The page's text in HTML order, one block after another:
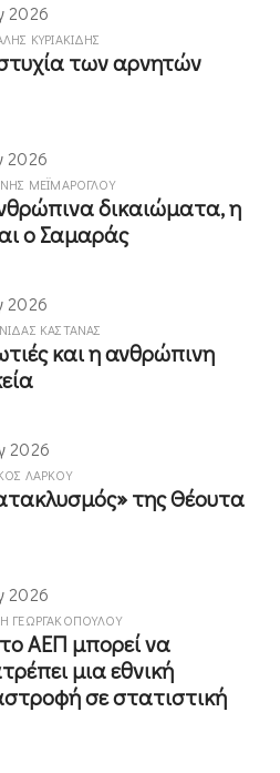
2026
ΚΥΡΙΑΚΊΔΗΣ
των αρνητών
2026
ΜΕΪΜΆΡΟΓΛΟΥ
δικαιώματα, η
ο Σαμαράς
2026
ΚΑΣΤΑΝΆΣ
και η ανθρώπινη
2026
ΛΆΡΚΟΥ
της Θέουτα
2026
ΓΕΩΡΓΑΚΟΠΟΎΛΟΥ
ΑΕΠ μπορεί να
μια εθνική
σε στατιστική